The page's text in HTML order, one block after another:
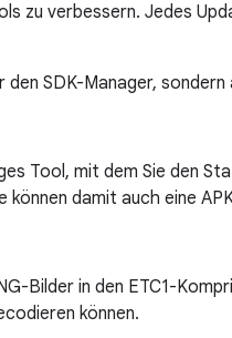
zu verbessern. Jedes
SDK-Manager, sondern
Tool, mit dem Sie den
damit auch eine
Bilder in den ETC1-
können.